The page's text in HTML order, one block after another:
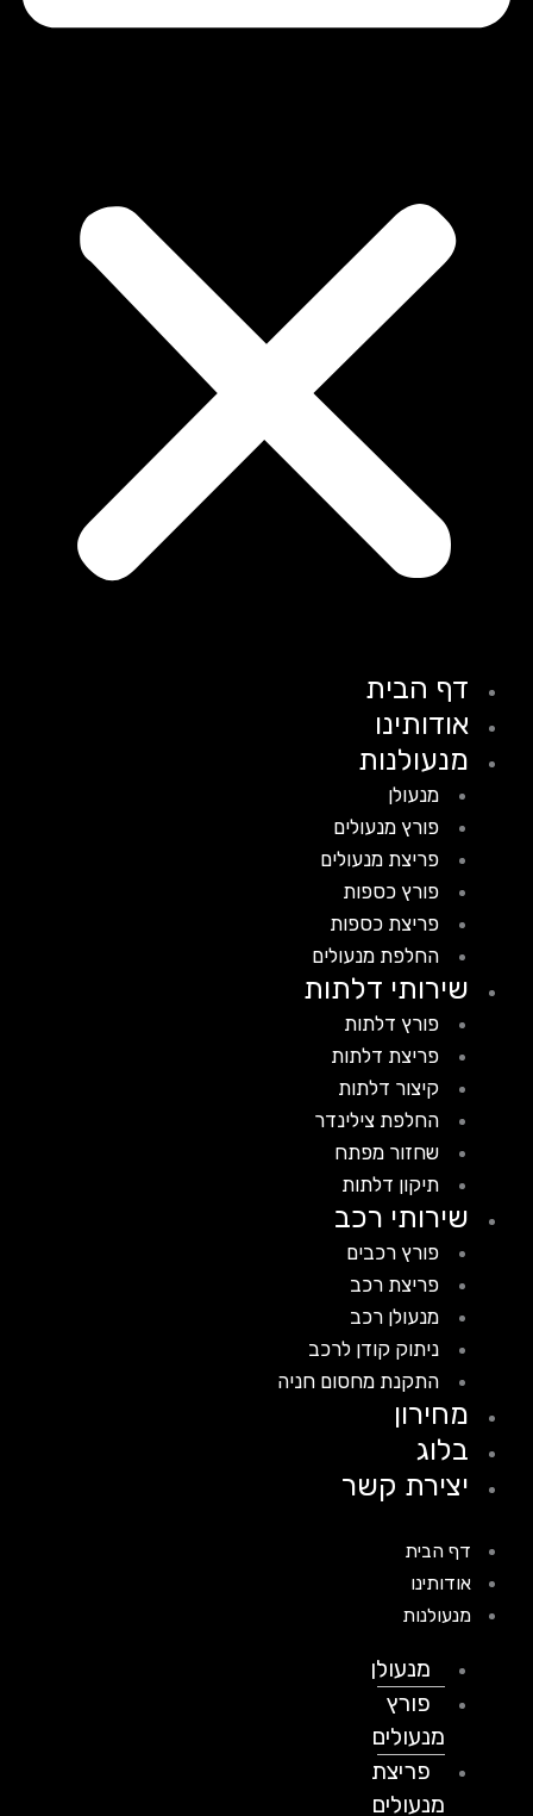
דף הבית
אודותינו
מנעולנות
מנעולן
פורץ מנעולים
פריצת מנעולים
פורץ כספות
פריצת כספות
החלפת מנעולים
שירותי דלתות
פורץ דלתות
פריצת דלתות
קיצור דלתות
החלפת צילינדר
שחזור מפתח
תיקון דלתות
שירותי רכב
פורץ רכבים
פריצת רכב
מנעולן רכב
ניתוק קודן לרכב
התקנת מחסום חניה
מחירון
בלוג
יצירת קשר
דף הבית
אודותינו
מנעולנות
מנעולן
פורץ
מנעולים
פריצת
מנעולים